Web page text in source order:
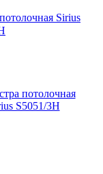
Sirius